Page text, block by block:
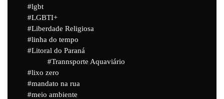
lgbt
LGBTI+
Liberdade Religiosa
linha do tempo
Litoral do Paraná
Trannsporte Aquaviário
lixo zero
mandato na rua
meio ambiente